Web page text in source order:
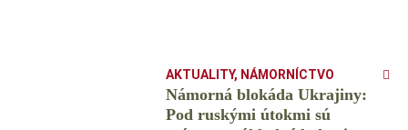
AKTUALITY, NÁMORNÍCTVO
Námorná blokáda Ukrajiny:
Pod ruskými útokmi sú